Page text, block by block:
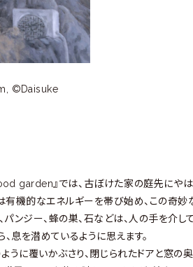
©Daisuke
garden』では、古ぼけた家の庭先にや
機的なエネルギーを帯び始め、この奇妙
ンジー、蜂の巣、石などは、人の手を介
息を潜めているように思えます。
に覆いかぶさり、閉じられたドアと窓の